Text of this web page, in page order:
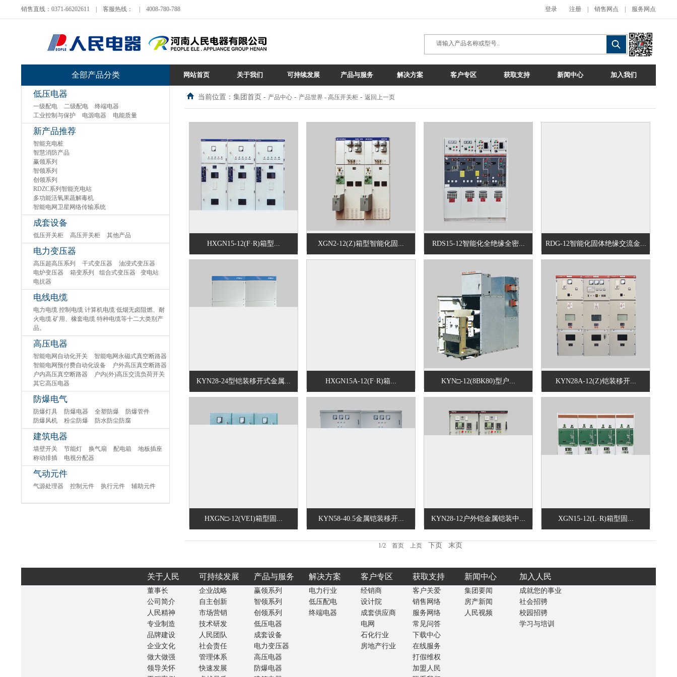
销售直线：0371-66202611 客服热线： 4008-780-788 登录 注册 销售网点 服务网点
全部产品分类 网站首页 关于我们 可持续发展 产品与服务 解决方案 客户专区 获取支持 新闻中心 加入我们
低压电器
一级配电 二级配电
终端电器
工业控制与保护
电源电器 电能质量
新产品推荐
智能充电桩
智慧消防产品
赢领系列
智领系列
创领系列
RDZC系列智能充电站
多功能活氧果蔬解毒机
智能电网卫星网络传输系统
成套设备
低压开关柜 高压开关柜 其他产品
电力变压器
高压超高压系列 干式变压器
油浸式变压器
电炉变压器
箱变系列 组合式变压器
变电站
电抗器
电线电缆
电力电缆 控制电缆 计算机电缆 低烟无卤阻燃、耐
火电缆 矿用、橡套电缆 特种电缆等十二大类别产
品。
高压电器
智能电网自动化开关
智能电网永磁式真空断路器
智能电网预付费自动化设备
户外高压真空断路器
户内高压真空断路器
户内(外)高压交流负荷开关
其它高压电器
防爆电气
防爆灯具 防爆电器 全塑防爆
防爆管件
防爆风机
粉尘防爆 防水防尘防腐
建筑电器
墙壁开关 节能灯 换气扇 配电箱
地板插座
称动排插
电视分配器
气动元件
气源处理器 控制元件 执行元件 辅助元件
当前位置：集团首页 - 产品中心 - 产品世界 - 高压开关柜 - 返回上一页
HXGN15-12(F·R)箱型... XGN2-12(Z)箱型智能化固... RDS15-12智能化全绝缘全密... RDG-12智能化固体绝缘交流金...
KYN28-24型铠装移开式金属... HXGN15A-12(F·R)箱... KYN□-12(8BK80)型户... KYN28A-12(Z)铠装移开...
HXGN□-12(VEI)箱型固... KYN58-40.5金属铠装移开... KYN28-12户外铠金属铠装中... XGN15-12(L·R)箱型固...
1/2 首页 上页 下页 末页
关于人民 可持续发展 产品与服务 解决方案 客户专区 获取支持 新闻中心 加入人民
董事长
公司简介
人民精神
专业制造
品牌建设
企业文化
做大做强
领导关怀
企业战略
自主创新
市场营销
技术研发
人民团队
社会责任
管理体系
快速发展
赢领系列
智领系列
创领系列
低压电器
成套设备
电力变压器
高压电器
防爆电器
电力行业
低压配电
终端电器
经销商
设计院
成套供应商
电网
石化行业
房地产行业
客户关爱
销售网络
服务网络
常见问答
下载中心
在线服务
打假维权
加盟人民
集团要闻
房产新闻
人民视频
成就您的事业
社会招骋
校园招骋
学习与培训